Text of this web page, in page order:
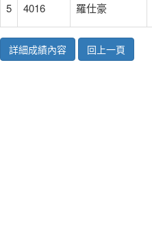
5 4016 羅仕豪
詳細成績內容